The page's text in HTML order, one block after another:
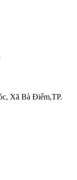
Xã Bà Điểm,TP.